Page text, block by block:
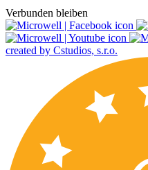
Verbunden bleiben
created by Cstudios, s.r.o.